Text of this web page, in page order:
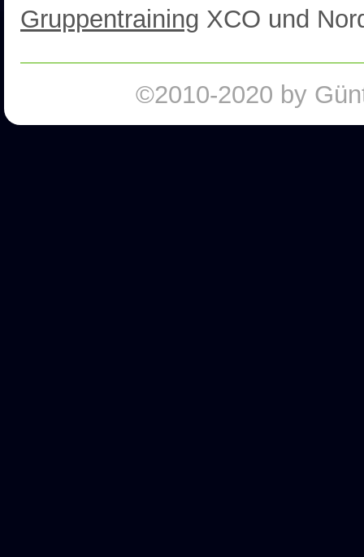
Gruppentraining XCO und
©2010-2020 by